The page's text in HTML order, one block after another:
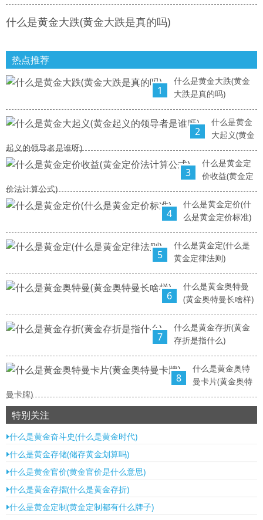
什么是黄金大跌(黄金大跌是真的吗)
热点推荐
1
什么是黄金大跌(黄金
大跌是真的吗)
2
什么是黄金
大起义(黄金
起义的领导者是谁呀)
3
什么是黄金定
价收益(黄金定
价法计算公式)
4
什么是黄金定价(什
么是黄金定价标准)
5
什么是黄金定(什么是
黄金定律法则)
6
什么是黄金奥特曼
(黄金奥特曼长啥样)
7
什么是黄金存折(黄金
存折是指什么)
8
什么是黄金奥特
曼卡片(黄金奥特
曼卡牌)
特别关注
什么是黄金奋斗史(什么是黄金时代)
什么是黄金存储(储存黄金划算吗)
什么是黄金官价(黄金官价是什么意思)
什么是黄金存摺(什么是黄金存折)
什么是黄金定制(黄金定制都有什么牌子)